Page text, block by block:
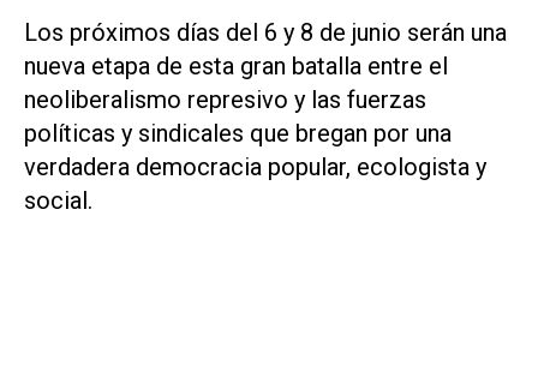
Los próximos días del 6 y 8 de junio serán una
nueva etapa de esta gran batalla entre el
neoliberalismo represivo y las fuerzas
políticas y sindicales que bregan por una
verdadera democracia popular, ecologista y
social.